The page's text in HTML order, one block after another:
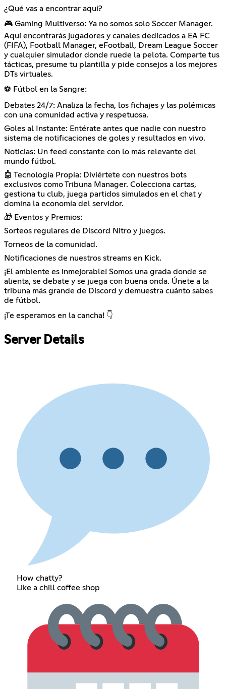
¿Qué vas a encontrar aquí?
🎮 Gaming Multiverso: Ya no somos solo Soccer Manager.
Aquí encontrarás jugadores y canales dedicados a EA FC
(FIFA), Football Manager, eFootball, Dream League Soccer
y cualquier simulador donde ruede la pelota. Comparte tus
tácticas, presume tu plantilla y pide consejos a los mejores
DTs virtuales.
⚽ Fútbol en la Sangre:
Debates 24/7: Analiza la fecha, los fichajes y las polémicas
con una comunidad activa y respetuosa.
Goles al Instante: Entérate antes que nadie con nuestro
sistema de notificaciones de goles y resultados en vivo.
Noticias: Un feed constante con lo más relevante del
mundo fútbol.
🤖 Tecnología Propia: Diviértete con nuestros bots
exclusivos como Tribuna Manager. Colecciona cartas,
gestiona tu club, juega partidos simulados en el chat y
domina la economía del servidor.
🎁 Eventos y Premios:
Sorteos regulares de Discord Nitro y juegos.
Torneos de la comunidad.
Notificaciones de nuestros streams en Kick.
¡El ambiente es inmejorable! Somos una grada donde se
alienta, se debate y se juega con buena onda. Únete a la
tribuna más grande de Discord y demuestra cuánto sabes
de fútbol.
¡Te esperamos en la cancha! 👇
Server Details
How chatty?
Like a chill coffee shop